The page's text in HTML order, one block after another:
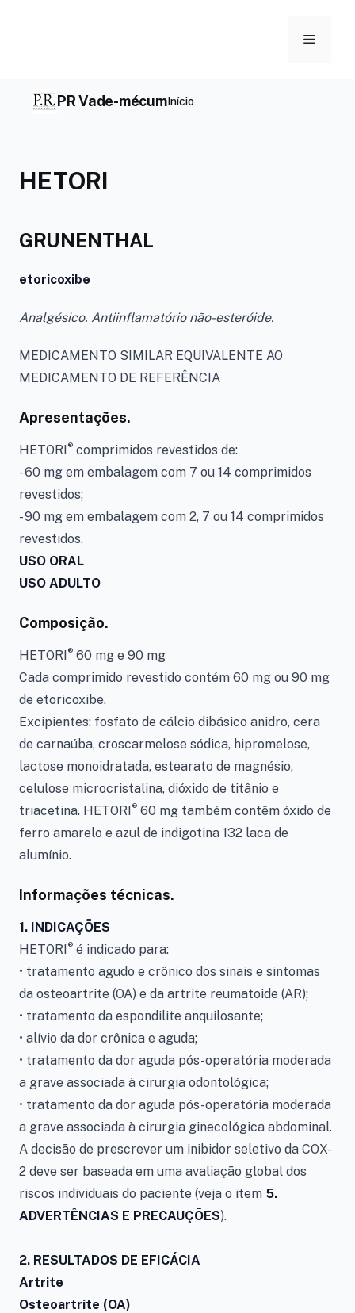
Menu
PR Vade-mécumInício
HETORI
GRUNENTHAL
etoricoxibe
Analgésico. Antiinflamatório não-esteróide.
MEDICAMENTO SIMILAR EQUIVALENTE AO
MEDICAMENTO DE REFERÊNCIA
Apresentações.
HETORI® comprimidos revestidos de:
- 60 mg em embalagem com 7 ou 14 comprimidos
revestidos;
- 90 mg em embalagem com 2, 7 ou 14 comprimidos
revestidos.
USO ORAL
USO ADULTO
Composição.
HETORI® 60 mg e 90 mg
Cada comprimido revestido contém 60 mg ou 90 mg
de etoricoxibe.
Excipientes: fosfato de cálcio dibásico anidro, cera
de carnaúba, croscarmelose sódica, hipromelose,
lactose monoidratada, estearato de magnésio,
celulose microcristalina, dióxido de titânio e
triacetina. HETORI® 60 mg também contêm óxido de
ferro amarelo e azul de indigotina 132 laca de
alumínio.
Informações técnicas.
1. INDICAÇÕES
HETORI® é indicado para:
• tratamento agudo e crônico dos sinais e sintomas
da osteoartrite (OA) e da artrite reumatoide (AR);
• tratamento da espondilite anquilosante;
• alívio da dor crônica e aguda;
• tratamento da dor aguda pós-operatória moderada
a grave associada à cirurgia odontológica;
• tratamento da dor aguda pós-operatória moderada
a grave associada à cirurgia ginecológica abdominal.
A decisão de prescrever um inibidor seletivo da COX-
2 deve ser baseada em uma avaliação global dos
riscos individuais do paciente (veja o item 5.
ADVERTÊNCIAS E PRECAUÇÕES).
2. RESULTADOS DE EFICÁCIA
Artrite
Osteoartrite (OA)